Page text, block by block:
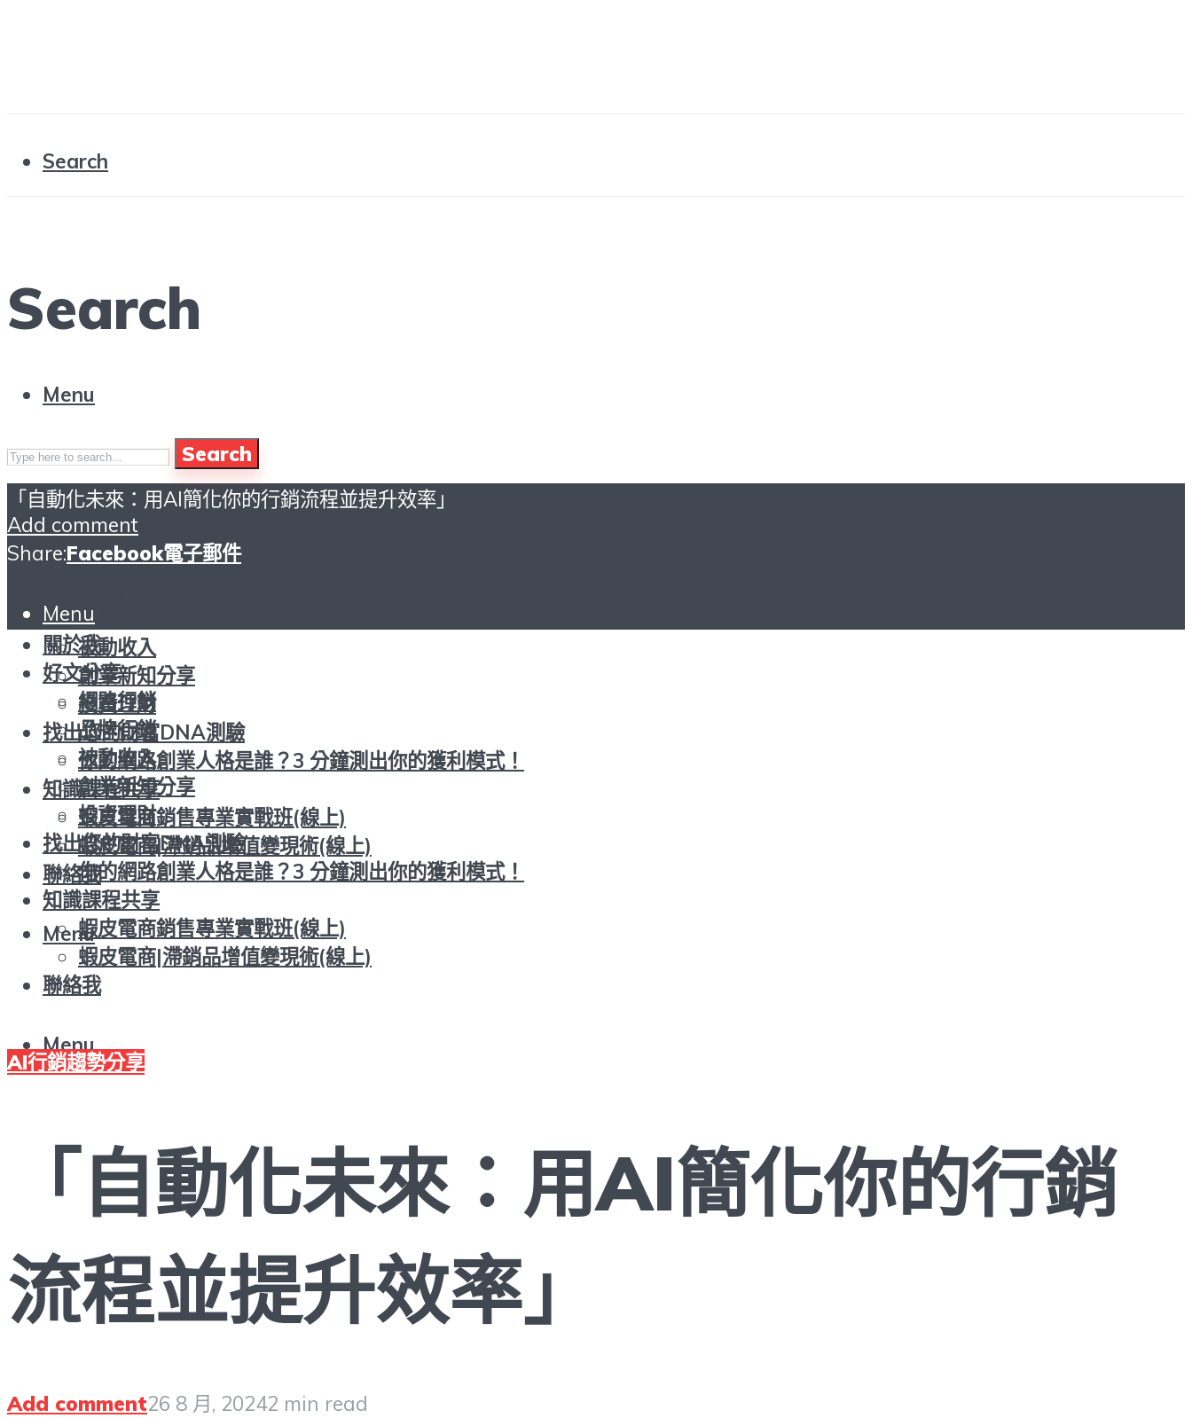
Search
Search
Search
頁首
關於我
好文分享
品牌行銷
被動收入
創業新知分享
投資理財
找出您的財富DNA測驗
你的網路創業人格是誰？3 分鐘測出你的獲利模式！
知識課程共享
蝦皮電商銷售專業實戰班(線上)
蝦皮電商|滯銷品增值變現術(線上)
聯絡我
Menu
Menu
頁首
關於我
好文分享
網路行銷
品牌行銷
被動收入
創業新知分享
投資理財
找出您的財富DNA測驗
你的網路創業人格是誰？3 分鐘測出你的獲利模式！
知識課程共享
蝦皮電商銷售專業實戰班(線上)
蝦皮電商|滯銷品增值變現術(線上)
聯絡我
Menu
「自動化未來：用AI簡化你的行銷流程並提升效率」
Add comment
Share:Facebook電子郵件
Menu
AI行銷趨勢分享
「自動化未來：用AI簡化你的行銷
流程並提升效率」
Add comment26 8 月, 20242 min read